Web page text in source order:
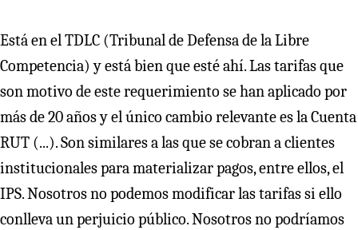
Está en el TDLC (Tribunal de Defensa de la Libre
Competencia) y está bien que esté ahí. Las tarifas que
son motivo de este requerimiento se han aplicado por
más de 20 años y el único cambio relevante es la Cuenta
RUT (...). Son similares a las que se cobran a clientes
institucionales para materializar pagos, entre ellos, el
IPS. Nosotros no podemos modificar las tarifas si ello
conlleva un perjuicio público. Nosotros no podríamos